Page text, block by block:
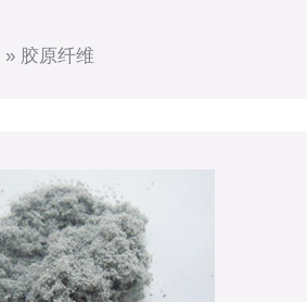
» 胶原纤维